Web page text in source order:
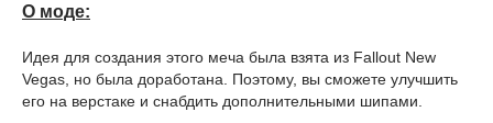
О моде:
Идея для создания этого меча была взята из Fallout New
Vegas, но была доработана. Поэтому, вы сможете улучшить
его на верстаке и снабдить дополнительными шипами.